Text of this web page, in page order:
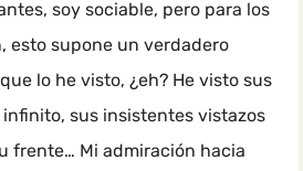
soy sociable, pero para los
esto supone un verdadero
lo he visto, ¿eh? He visto sus
sus insistentes vistazos
frente… Mi admiración hacia